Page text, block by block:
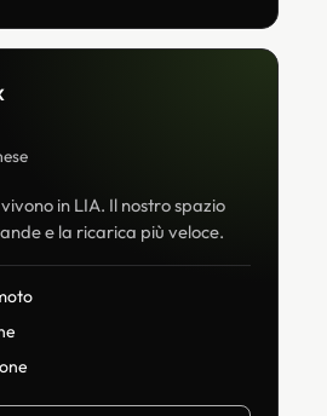
in LIA. Il nostro spazio
e la ricarica più veloce.